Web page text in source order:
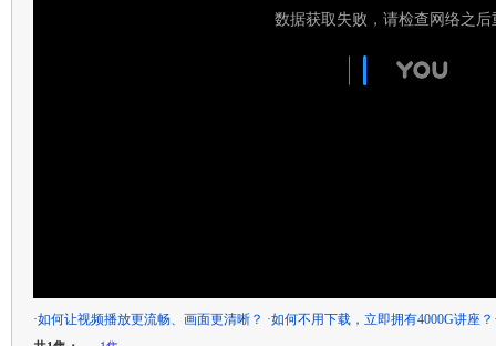
·如何让视频播放更流畅、画面更清晰？ ·如何不用下载，立即拥有4000G讲座？